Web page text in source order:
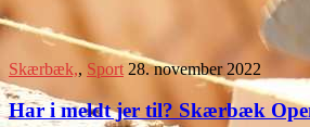
Skærbæk,, Sport 28. november 2022
Har i meldt jer til? Skærbæk